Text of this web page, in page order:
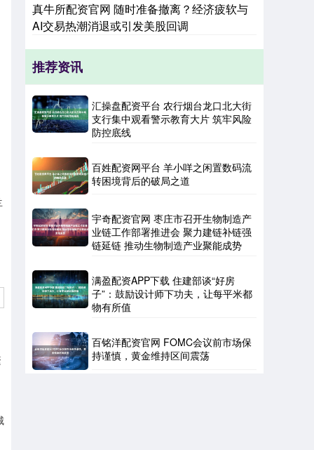
真牛所配资官网 随时准备撤离？经济疲软与
AI交易热潮消退或引发美股回调
推荐资讯
汇操盘配资平台 农行烟台龙口北大街
支行集中观看警示教育大片 筑牢风险
防控底线
百姓配资网平台 羊小咩之闲置数码流
转困境背后的破局之道
宇奇配资官网 枣庄市召开生物制造产
业链工作部署推进会 聚力建链补链强
链延链 推动生物制造产业聚能成势
满盈配资APP下载 住建部谈“好房
子”：鼓励设计师下功夫，让每平米都
物有所值
百铭洋配资官网 FOMC会议前市场保
持谨慎，黄金维持区间震荡